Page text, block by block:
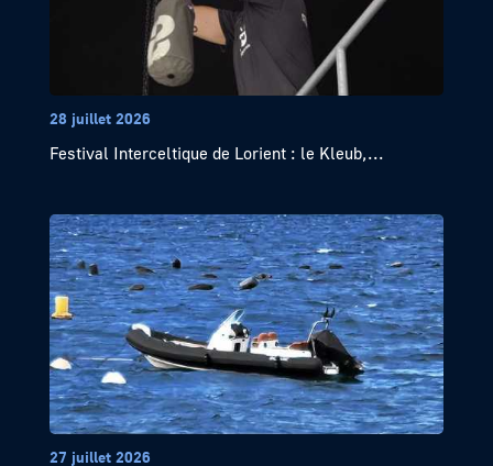
28 juillet 2026
Festival Interceltique de Lorient : le Kleub,...
27 juillet 2026